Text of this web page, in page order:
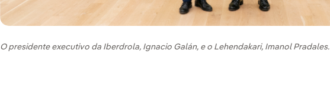
O presidente executivo da Iberdrola, Ignacio Galán, e o Lehendakari, Imanol Pradales.